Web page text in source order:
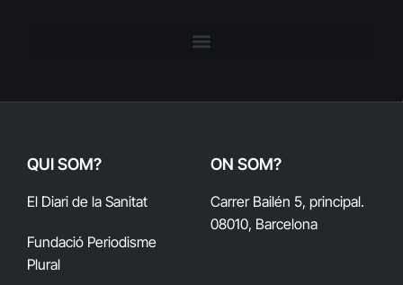
QUI SOM?
El Diari de la Sanitat
Fundació Periodisme
Plural
ON SOM?
Carrer Bailén 5, principal.
08010, Barcelona